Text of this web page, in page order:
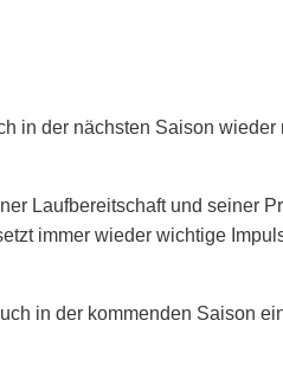
in der nächsten Saison wieder
Laufbereitschaft und seiner
immer wieder wichtige
in der kommenden Saison